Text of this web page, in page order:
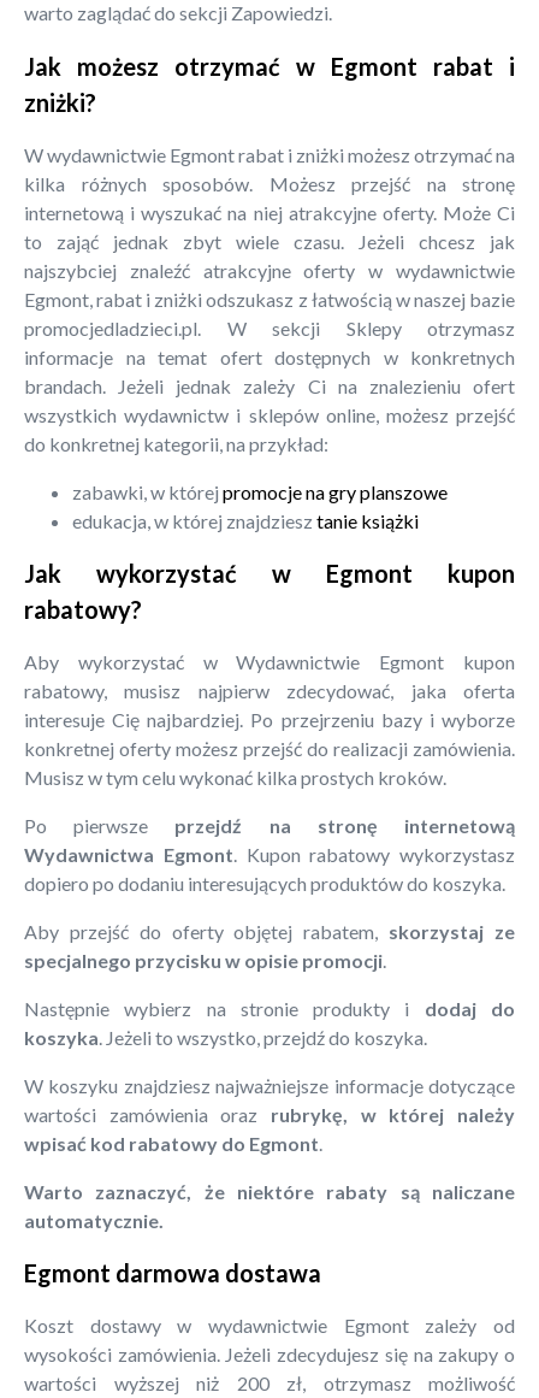
warto zaglądać do sekcji Zapowiedzi.
Jak możesz otrzymać w Egmont rabat i
zniżki?
W wydawnictwie Egmont rabat i zniżki możesz otrzymać na
kilka różnych sposobów. Możesz przejść na stronę
internetową i wyszukać na niej atrakcyjne oferty. Może Ci
to zająć jednak zbyt wiele czasu. Jeżeli chcesz jak
najszybciej znaleźć atrakcyjne oferty w wydawnictwie
Egmont, rabat i zniżki odszukasz z łatwością w naszej bazie
promocjedladzieci.pl. W sekcji Sklepy otrzymasz
informacje na temat ofert dostępnych w konkretnych
brandach. Jeżeli jednak zależy Ci na znalezieniu ofert
wszystkich wydawnictw i sklepów online, możesz przejść
do konkretnej kategorii, na przykład:
zabawki, w której promocje na gry planszowe
edukacja, w której znajdziesz tanie książki
Jak wykorzystać w Egmont kupon
rabatowy?
Aby wykorzystać w Wydawnictwie Egmont kupon
rabatowy, musisz najpierw zdecydować, jaka oferta
interesuje Cię najbardziej. Po przejrzeniu bazy i wyborze
konkretnej oferty możesz przejść do realizacji zamówienia.
Musisz w tym celu wykonać kilka prostych kroków.
Po pierwsze przejdź na stronę internetową
Wydawnictwa Egmont. Kupon rabatowy wykorzystasz
dopiero po dodaniu interesujących produktów do koszyka.
Aby przejść do oferty objętej rabatem, skorzystaj ze
specjalnego przycisku w opisie promocji.
Następnie wybierz na stronie produkty i dodaj do
koszyka. Jeżeli to wszystko, przejdź do koszyka.
W koszyku znajdziesz najważniejsze informacje dotyczące
wartości zamówienia oraz rubrykę, w której należy
wpisać kod rabatowy do Egmont.
Warto zaznaczyć, że niektóre rabaty są naliczane
automatycznie.
Egmont darmowa dostawa
Koszt dostawy w wydawnictwie Egmont zależy od
wysokości zamówienia. Jeżeli zdecydujesz się na zakupy o
wartości wyższej niż 200 zł, otrzymasz możliwość